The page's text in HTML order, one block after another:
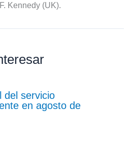
Kennedy (UK).
del servicio
en agosto de